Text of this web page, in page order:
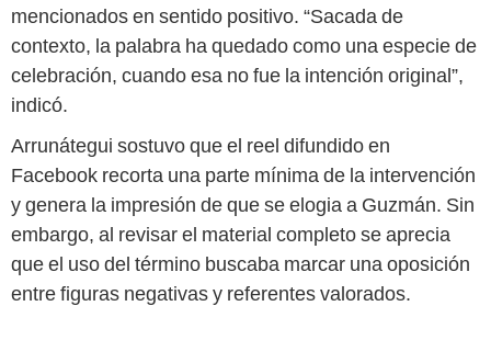
mencionados en sentido positivo. “Sacada de
contexto, la palabra ha quedado como una especie de
celebración, cuando esa no fue la intención original”,
indicó.
Arrunátegui sostuvo que el reel difundido en
Facebook recorta una parte mínima de la intervención
y genera la impresión de que se elogia a Guzmán. Sin
embargo, al revisar el material completo se aprecia
que el uso del término buscaba marcar una oposición
entre figuras negativas y referentes valorados.